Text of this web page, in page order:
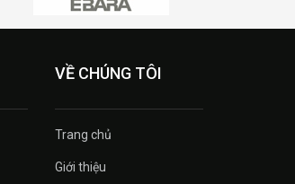
VỀ CHÚNG TÔI
Trang chủ
Giới thiệu